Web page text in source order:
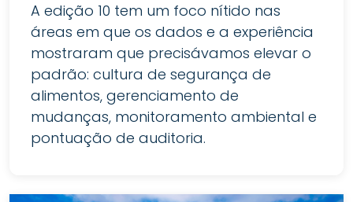
A edição 10 tem um foco nítido nas
áreas em que os dados e a experiência
mostraram que precisávamos elevar o
padrão: cultura de segurança de
alimentos, gerenciamento de
mudanças, monitoramento ambiental e
pontuação de auditoria.